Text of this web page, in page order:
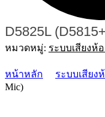
D5825L
หมวดหมู่: ระบบเสียงห้
หน้าหลัก ระบบเสียง
Mic)